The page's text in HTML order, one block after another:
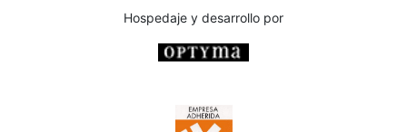
Hospedaje y desarrollo por